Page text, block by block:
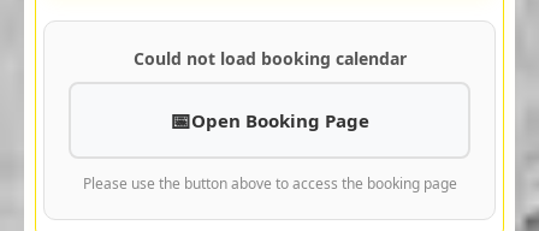
Could not load booking calendar
Open Booking Page
Please use the button above to access the booking page